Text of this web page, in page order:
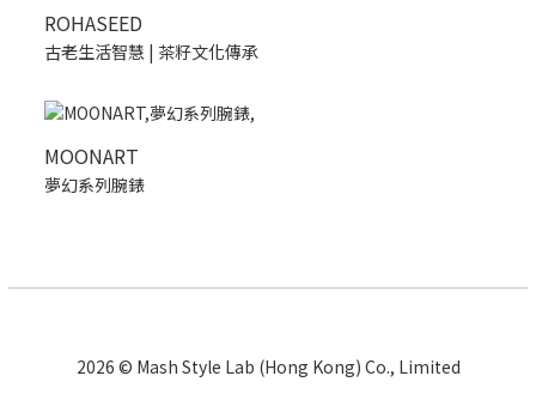
ROHASEED
古老生活智慧 | 茶籽文化傳承
MOONART
夢幻系列腕錶
2026 © Mash Style Lab (Hong Kong) Co., Limited